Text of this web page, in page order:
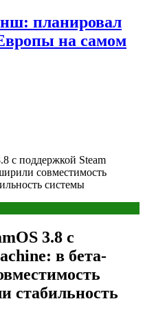
планировал
на самом
с поддержкой Steam
совместимость
системы
3.8 с
в бета-
стабильность